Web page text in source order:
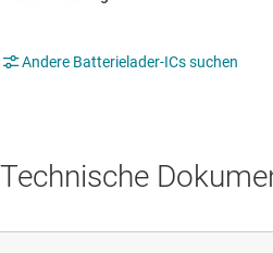
Andere Batterielader-ICs suchen
Technische